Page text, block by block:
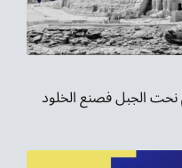
الجبل فصنع الخلود